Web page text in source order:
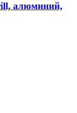
алюминий,